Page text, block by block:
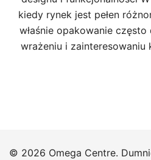
kiedy rynek jest pełen
właśnie opakowanie
wrażeniu i
© 2026 Omega Centre.